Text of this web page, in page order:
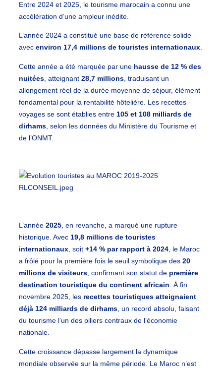
Entre 2024 et 2025, le tourisme marocain a connu une
accélération d’une ampleur inédite.
L’année 2024 a constitué une base de référence solide
avec environ 17,4 millions de touristes internationaux.
Cette année a été marquée par une hausse de 12 % des
nuitées , atteignant 28,7 millions , traduisant un
allongement réel de la durée moyenne de séjour, élément
fondamental pour la rentabilité hôtelière. Les recettes
voyages se sont établies entre 105 et 108 milliards de
dirhams , selon les données du Ministère du Tourisme et
de l’ONMT.
L’année 2025, en revanche, a marqué une rupture
historique. Avec 19,8 millions de touristes
internationaux, soit +14 % par rapport à 2024, le Maroc
a frôlé pour la première fois le seuil symbolique des 20
millions de visiteurs, confirmant son statut de première
destination touristique du continent africain. À fin
novembre 2025, les recettes touristiques atteignaient
déjà 124 milliards de dirhams, un record absolu, faisant
du tourisme l’un des piliers centraux de l’économie
nationale.
Cette croissance dépasse largement la dynamique
mondiale observée sur la même période. Le Maroc n’est